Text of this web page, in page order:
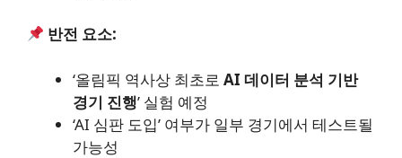
반전 요소:
‘올림픽 역사상 최초로 AI 데이터 분석 기반
경기 진행’ 실험 예정
‘AI 심판 도입’ 여부가 일부 경기에서 테스트될
가능성